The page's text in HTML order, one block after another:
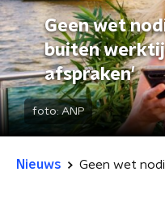
Geen wet
buiten
afspraken'
foto:ANP
Nieuws